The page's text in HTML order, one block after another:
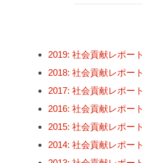
2019: 社会貢献レポート
2018: 社会貢献レポート
2017: 社会貢献レポート
2016: 社会貢献レポート
2015: 社会貢献レポート
2014: 社会貢献レポート